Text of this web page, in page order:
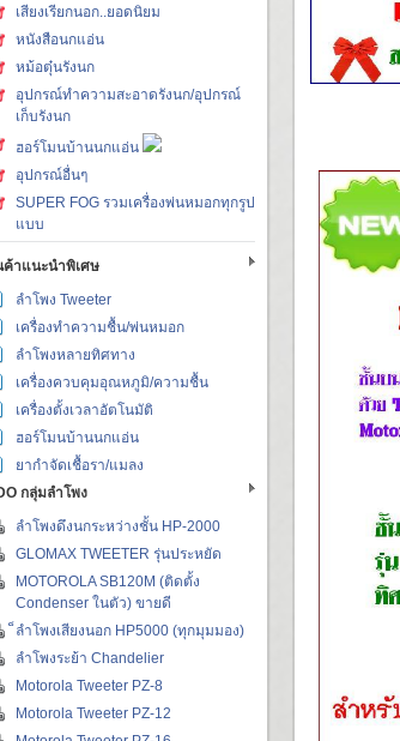
เสียงเรียกนอก..ยอดนิยม
หนังสือนกแอ่น
หม้อตุ๋นรังนก
อุปกรณ์ทำความสะอาดรังนก/อุปกรณ์
เก็บรังนก
ฮอร์โมนบ้านนกแอ่น
อุปกรณ์อื่นๆ
SUPER FOG รวมเครื่องพ่นหมอกทุกรูป
แบบ
ค้าแนะนำพิเศษ
ลำโพง Tweeter
เครื่องทำความชื้น/พ่นหมอก
ลำโพงหลายทิศทาง
เครื่องควบคุมอุณหภูมิ/ความชื้น
เครื่องตั้งเวลาอัตโนมัติ
ฮอร์โมนบ้านนกแอ่น
ยากำจัดเชื้อรา/แมลง
กลุ่มลำโพง
ลำโพงดึงนกระหว่างชั้น HP-2000
GLOMAX TWEETER รุ่นประหยัด
MOTOROLA SB120M (ติดตั้ง
Condenser ในตัว) ขายดี
็ลำโพงเสียงนอก HP5000 (ทุกมุมมอง)
ลำโพงระย้า Chandelier
Motorola Tweeter PZ-8
Motorola Tweeter PZ-12